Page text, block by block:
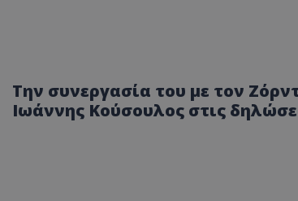
Την συνεργασία του με τον
Ιωάννης Κούσουλος στις